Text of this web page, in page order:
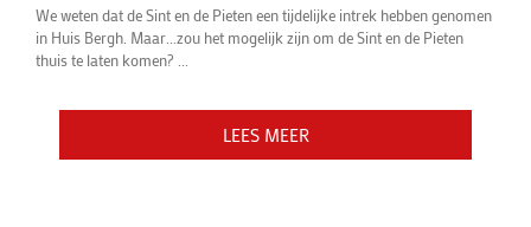
We weten dat de Sint en de Pieten een tijdelijke intrek hebben genomen
in Huis Bergh. Maar...zou het mogelijk zijn om de Sint en de Pieten
thuis te laten komen? ...
LEES MEER